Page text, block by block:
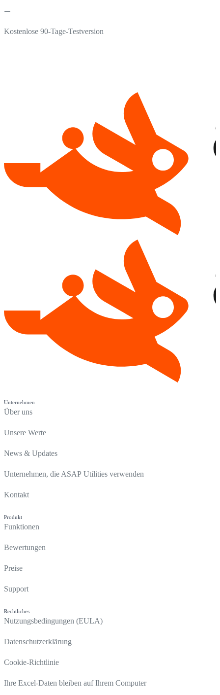
Kostenlose 90-Tage-Testversion
Unternehmen
Über uns
Unsere Werte
News & Updates
Unternehmen, die ASAP Utilities verwenden
Kontakt
Produkt
Funktionen
Bewertungen
Preise
Support
Rechtliches
Nutzungsbedingungen (EULA)
Datenschutzerklärung
Cookie-Richtlinie
Ihre Excel-Daten bleiben auf Ihrem Computer